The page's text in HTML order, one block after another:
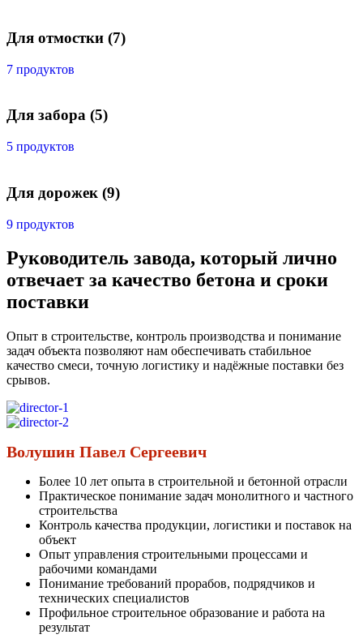
Для отмостки (7)
7 продуктов
Для забора (5)
5 продуктов
Для дорожек (9)
9 продуктов
Руководитель завода, который лично
отвечает за качество бетона и сроки
поставки
Опыт в строительстве, контроль производства и понимание
задач объекта позволяют нам обеспечивать стабильное
качество смеси, точную логистику и надёжные поставки без
срывов.
Волушин Павел Сергеевич
Более 10 лет опыта в строительной и бетонной отрасли
Практическое понимание задач монолитного и частного
строительства
Контроль качества продукции, логистики и поставок на
объект
Опыт управления строительными процессами и
рабочими командами
Понимание требований прорабов, подрядчиков и
технических специалистов
Профильное строительное образование и работа на
результат